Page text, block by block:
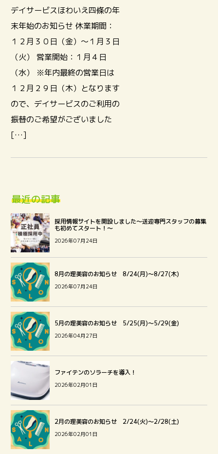
デイサービスほわいえ四條の年
末年始のお知らせ 休業期間：
１２月３０日（金）～１月３日
（火） 営業開始：１月４日
（水） ※年内最終の営業日は
１２月２９日（木）となります
ので、デイサービスのご利用の
振替のご希望がございました
[…]
最近の記事
採用情報サイトを開設しました～送迎専門スタッフの募集
も初めてスタート！～
2026年07月24日
8月の理美容のお知らせ 8/24(月)～8/27(木)
2026年07月24日
5月の理美容のお知らせ 5/25(月)～5/29(金)
2026年04月27日
ファイテンのソラーチを導入！
2026年02月01日
2月の理美容のお知らせ 2/24(火)～2/28(土)
2026年02月01日